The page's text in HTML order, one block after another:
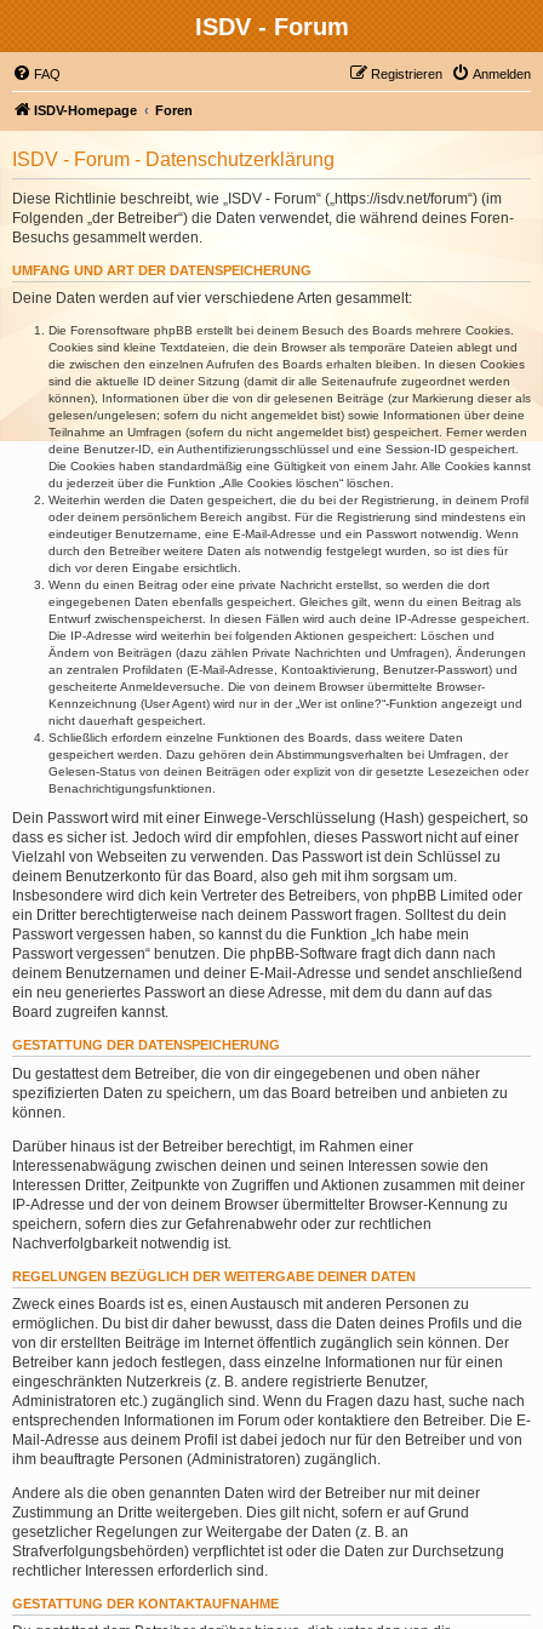
ISDV - Forum
FAQ Anmelden
Registrieren
ISDV-Homepage Foren
ISDV - Forum - Datenschutzerklärung
Diese Richtlinie beschreibt, wie „ISDV - Forum“ („https://isdv.net/forum“) (im
Folgenden „der Betreiber“) die Daten verwendet, die während deines Foren-
Besuchs gesammelt werden.
UMFANG UND ART DER DATENSPEICHERUNG
Deine Daten werden auf vier verschiedene Arten gesammelt:
Die Forensoftware phpBB erstellt bei deinem Besuch des Boards mehrere Cookies.
Cookies sind kleine Textdateien, die dein Browser als temporäre Dateien ablegt und
die zwischen den einzelnen Aufrufen des Boards erhalten bleiben. In diesen Cookies
sind die aktuelle ID deiner Sitzung (damit dir alle Seitenaufrufe zugeordnet werden
können), Informationen über die von dir gelesenen Beiträge (zur Markierung dieser als
gelesen/ungelesen; sofern du nicht angemeldet bist) sowie Informationen über deine
Teilnahme an Umfragen (sofern du nicht angemeldet bist) gespeichert. Ferner werden
deine Benutzer-ID, ein Authentifizierungsschlüssel und eine Session-ID gespeichert.
Die Cookies haben standardmäßig eine Gültigkeit von einem Jahr. Alle Cookies kannst
du jederzeit über die Funktion „Alle Cookies löschen“ löschen.
Weiterhin werden die Daten gespeichert, die du bei der Registrierung, in deinem Profil
oder deinem persönlichem Bereich angibst. Für die Registrierung sind mindestens ein
eindeutiger Benutzername, eine E-Mail-Adresse und ein Passwort notwendig. Wenn
durch den Betreiber weitere Daten als notwendig festgelegt wurden, so ist dies für
dich vor deren Eingabe ersichtlich.
Wenn du einen Beitrag oder eine private Nachricht erstellst, so werden die dort
eingegebenen Daten ebenfalls gespeichert. Gleiches gilt, wenn du einen Beitrag als
Entwurf zwischenspeicherst. In diesen Fällen wird auch deine IP-Adresse gespeichert.
Die IP-Adresse wird weiterhin bei folgenden Aktionen gespeichert: Löschen und
Ändern von Beiträgen (dazu zählen Private Nachrichten und Umfragen), Änderungen
an zentralen Profildaten (E-Mail-Adresse, Kontoaktivierung, Benutzer-Passwort) und
gescheiterte Anmeldeversuche. Die von deinem Browser übermittelte Browser-
Kennzeichnung (User Agent) wird nur in der „Wer ist online?“-Funktion angezeigt und
nicht dauerhaft gespeichert.
Schließlich erfordern einzelne Funktionen des Boards, dass weitere Daten
gespeichert werden. Dazu gehören dein Abstimmungsverhalten bei Umfragen, der
Gelesen-Status von deinen Beiträgen oder explizit von dir gesetzte Lesezeichen oder
Benachrichtigungsfunktionen.
Dein Passwort wird mit einer Einwege-Verschlüsselung (Hash) gespeichert, so
dass es sicher ist. Jedoch wird dir empfohlen, dieses Passwort nicht auf einer
Vielzahl von Webseiten zu verwenden. Das Passwort ist dein Schlüssel zu
deinem Benutzerkonto für das Board, also geh mit ihm sorgsam um.
Insbesondere wird dich kein Vertreter des Betreibers, von phpBB Limited oder
ein Dritter berechtigterweise nach deinem Passwort fragen. Solltest du dein
Passwort vergessen haben, so kannst du die Funktion „Ich habe mein
Passwort vergessen“ benutzen. Die phpBB-Software fragt dich dann nach
deinem Benutzernamen und deiner E-Mail-Adresse und sendet anschließend
ein neu generiertes Passwort an diese Adresse, mit dem du dann auf das
Board zugreifen kannst.
GESTATTUNG DER DATENSPEICHERUNG
Du gestattest dem Betreiber, die von dir eingegebenen und oben näher
spezifizierten Daten zu speichern, um das Board betreiben und anbieten zu
können.
Darüber hinaus ist der Betreiber berechtigt, im Rahmen einer
Interessenabwägung zwischen deinen und seinen Interessen sowie den
Interessen Dritter, Zeitpunkte von Zugriffen und Aktionen zusammen mit deiner
IP-Adresse und der von deinem Browser übermittelter Browser-Kennung zu
speichern, sofern dies zur Gefahrenabwehr oder zur rechtlichen
Nachverfolgbarkeit notwendig ist.
REGELUNGEN BEZÜGLICH DER WEITERGABE DEINER DATEN
Zweck eines Boards ist es, einen Austausch mit anderen Personen zu
ermöglichen. Du bist dir daher bewusst, dass die Daten deines Profils und die
von dir erstellten Beiträge im Internet öffentlich zugänglich sein können. Der
Betreiber kann jedoch festlegen, dass einzelne Informationen nur für einen
eingeschränkten Nutzerkreis (z. B. andere registrierte Benutzer,
Administratoren etc.) zugänglich sind. Wenn du Fragen dazu hast, suche nach
entsprechenden Informationen im Forum oder kontaktiere den Betreiber. Die E-
Mail-Adresse aus deinem Profil ist dabei jedoch nur für den Betreiber und von
ihm beauftragte Personen (Administratoren) zugänglich.
Andere als die oben genannten Daten wird der Betreiber nur mit deiner
Zustimmung an Dritte weitergeben. Dies gilt nicht, sofern er auf Grund
gesetzlicher Regelungen zur Weitergabe der Daten (z. B. an
Strafverfolgungsbehörden) verpflichtet ist oder die Daten zur Durchsetzung
rechtlicher Interessen erforderlich sind.
GESTATTUNG DER KONTAKTAUFNAHME